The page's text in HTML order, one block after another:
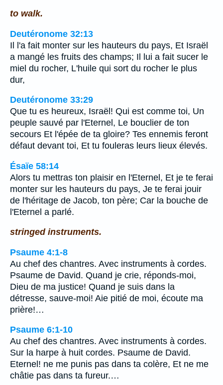
to walk.
Deutéronome 32:13
Il l'a fait monter sur les hauteurs du pays, Et Israël
a mangé les fruits des champs; Il lui a fait sucer le
miel du rocher, L'huile qui sort du rocher le plus
dur,
Deutéronome 33:29
Que tu es heureux, Israël! Qui est comme toi, Un
peuple sauvé par l'Eternel, Le bouclier de ton
secours Et l'épée de ta gloire? Tes ennemis feront
défaut devant toi, Et tu fouleras leurs lieux élevés.
Ésaïe 58:14
Alors tu mettras ton plaisir en l'Eternel, Et je te ferai
monter sur les hauteurs du pays, Je te ferai jouir
de l'héritage de Jacob, ton père; Car la bouche de
l'Eternel a parlé.
stringed instruments.
Psaume 4:1-8
Au chef des chantres. Avec instruments à cordes.
Psaume de David. Quand je crie, réponds-moi,
Dieu de ma justice! Quand je suis dans la
détresse, sauve-moi! Aie pitié de moi, écoute ma
prière!…
Psaume 6:1-10
Au chef des chantres. Avec instruments à cordes.
Sur la harpe à huit cordes. Psaume de David.
Eternel! ne me punis pas dans ta colère, Et ne me
châtie pas dans ta fureur.…